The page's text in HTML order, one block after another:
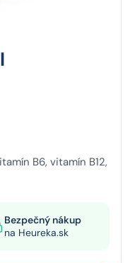
B6, vitamín B12,
Bezpečný nákup
na Heureka.sk